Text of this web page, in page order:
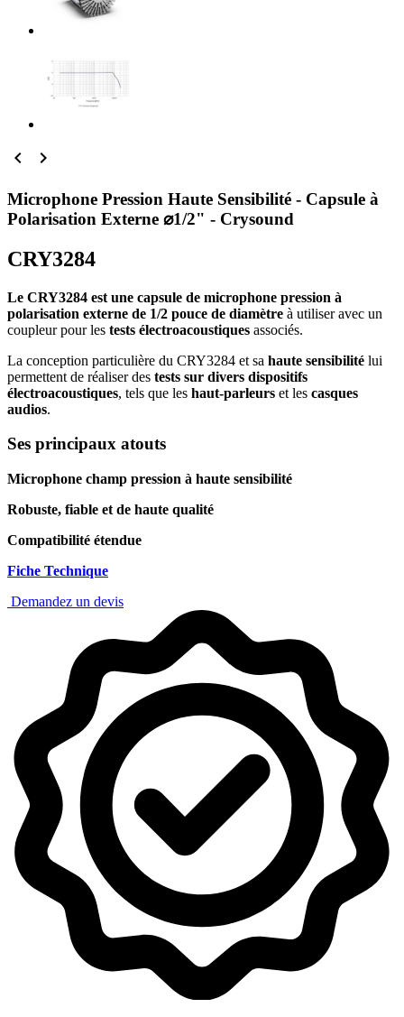
 
Microphone Pression Haute Sensibilité - Capsule à
Polarisation Externe ⌀1/2" - Crysound
CRY3284
Le CRY3284 est une capsule de microphone pression à
polarisation externe de 1/2 pouce de diamètre à utiliser avec un
coupleur pour les tests électroacoustiques associés.
La conception particulière du CRY3284 et sa haute sensibilité lui
permettent de réaliser des tests sur divers dispositifs
électroacoustiques, tels que les haut-parleurs et les casques
audios.
Ses principaux atouts
Microphone champ pression à haute sensibilité
Robuste, fiable et de haute qualité
Compatibilité étendue
Fiche Technique
Demandez un devis